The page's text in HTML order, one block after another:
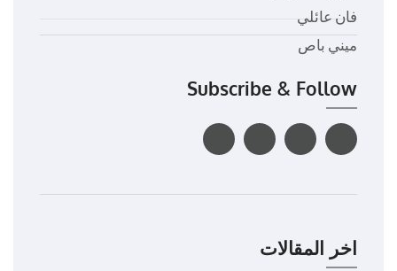
فان عائلي
ميني باص
Subscribe & Follow
اخر المقالات